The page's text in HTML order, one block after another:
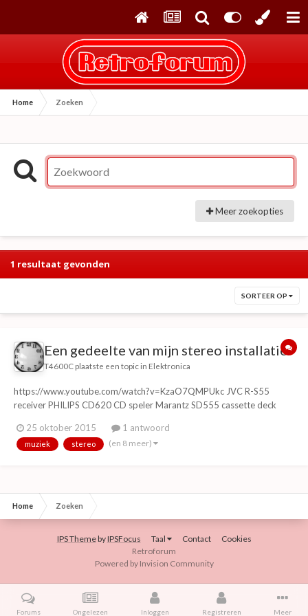
Home Zoeken
Meer zoekopties
1 resultaat gevonden
SORTEER OP
Een gedeelte van mijn stereo installatie.
T4600C plaatste een topic in Elektronica
https://www.youtube.com/watch?v=KzaO7QMPUkc JVC R-S55
receiver PHILIPS CD620 CD speler Marantz SD555 cassette deck
tangiale platenspeler JVC SK-51 boxen
25 oktober 2015 1 antwoord
muziek stereo (en 8 meer)
Home Zoeken
IPS ThemebyIPSFocus Taal Contact
Cookies
Retroforum
Powered by Invision Community
Forums Ongelezen Inloggen Registreren Meer